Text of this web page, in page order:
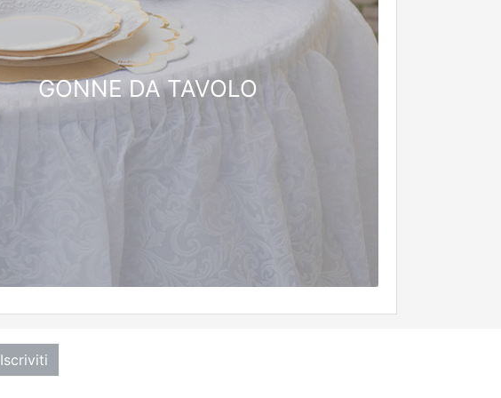
GONNE DA TAVOLO
Iscriviti